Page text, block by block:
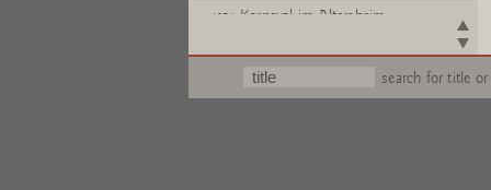
1974 Karneval im Altersheim
1974 Karneval im Altersheim
Karneval im Altersheimsearch for title or